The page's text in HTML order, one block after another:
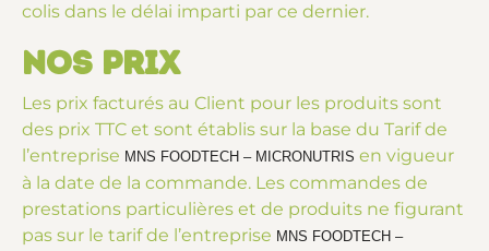
colis dans le délai imparti par ce dernier.
Nos prix
Les prix facturés au Client pour les produits sont
des prix TTC et sont établis sur la base du Tarif de
l’entreprise MNS FOODTECH – MICRONUTRIS en vigueur
à la date de la commande. Les commandes de
prestations particulières et de produits ne figurant
pas sur le tarif de l’entreprise MNS FOODTECH –